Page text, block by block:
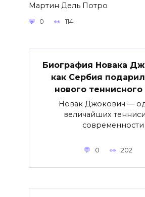
Мартин Дель Потро
0 114
Биография Новака
как Сербия
нового теннисного
Новак Джокович —
величайших
современности
0 202